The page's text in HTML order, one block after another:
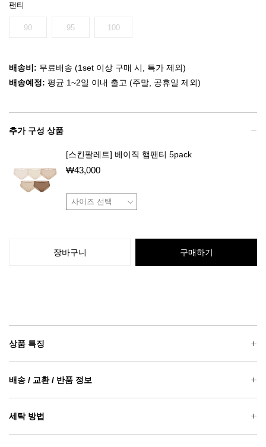
팬티
90 95 100
배송비: 무료배송 (1set 이상 구매 시, 특가 제외)
배송예정: 평균 1~2일 이내 출고 (주말, 공휴일 제외)
추가 구성 상품
[스킨팔레트] 베이직 햄팬티 5pack
₩43,000
장바구니 구매하기
상품 특징
배송 / 교환 / 반품 정보
세탁 방법